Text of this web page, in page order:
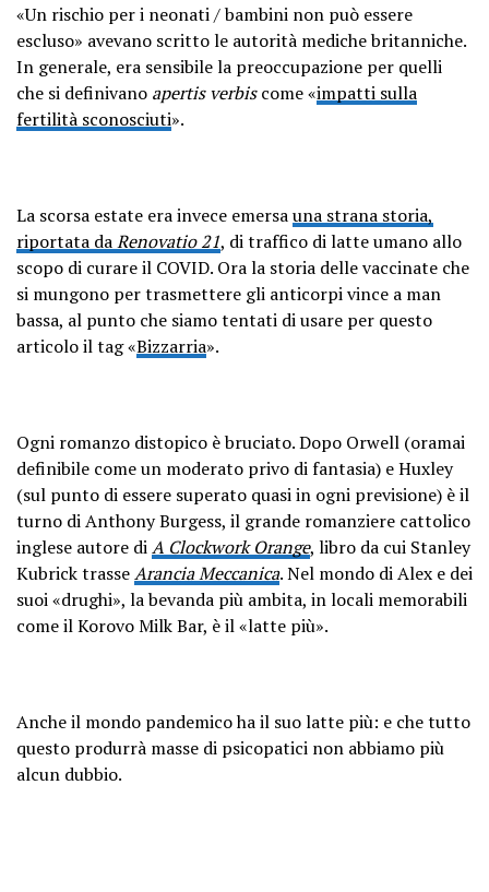
«Un rischio per i neonati / bambini non può essere
escluso» avevano scritto le autorità mediche britanniche.
In generale, era sensibile la preoccupazione per quelli
che si definivano apertis verbiscome «impatti sulla
fertilità sconosciuti».
La scorsa estate era invece emersauna strana storia,
riportata daRenovatio 21, di traffico di latte umano allo
scopo di curare il COVID. Ora la storia delle vaccinate che
si mungono per trasmettere gli anticorpi vince a man
bassa, al punto che siamo tentati di usare per questo
articolo il tag «Bizzarria».
Ogni romanzo distopico è bruciato. Dopo Orwell (oramai
definibile come un moderato privo di fantasia) e Huxley
(sul punto di essere superato quasi in ogni previsione) è il
turno di Anthony Burgess, il grande romanziere cattolico
inglese autore diA Clockwork Orange, libro da cui Stanley
Kubrick trasseArancia Meccanica. Nel mondo di Alex e dei
suoi «drughi», la bevanda più ambita, in locali memorabili
come il Korovo Milk Bar, è il «latte più».
Anche il mondo pandemico ha il suo latte più: e che tutto
questo produrrà masse di psicopatici non abbiamo più
alcun dubbio.